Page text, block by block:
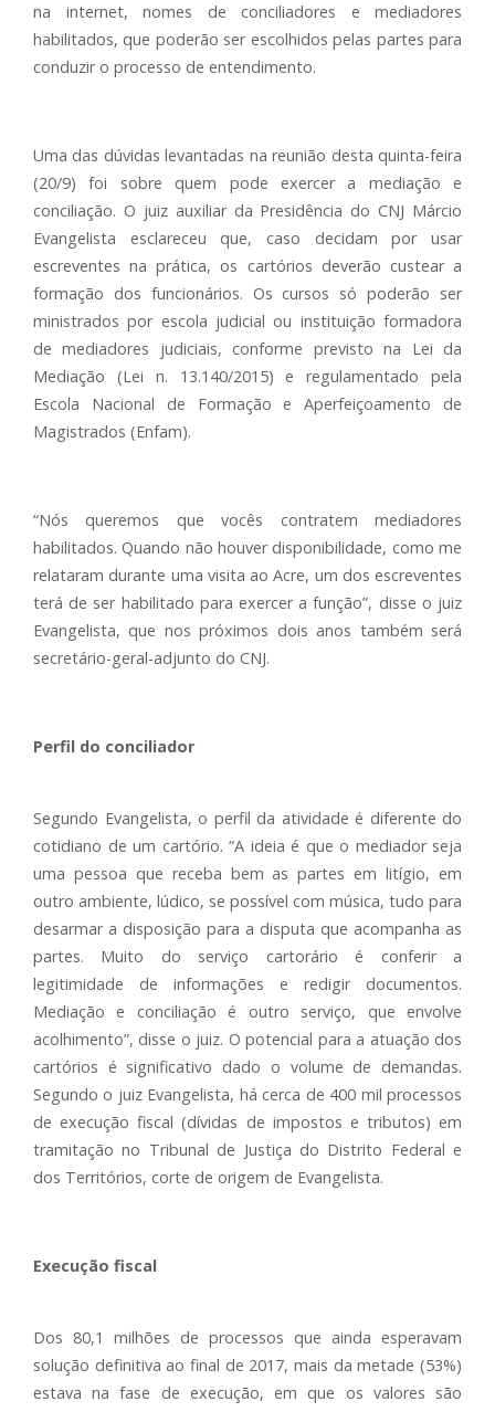
na internet, nomes de conciliadores e mediadores
habilitados, que poderão ser escolhidos pelas partes para
conduzir o processo de entendimento.
Uma das dúvidas levantadas na reunião desta quinta-feira
(20/9) foi sobre quem pode exercer a mediação e
conciliação. O juiz auxiliar da Presidência do CNJ Márcio
Evangelista esclareceu que, caso decidam por usar
escreventes na prática, os cartórios deverão custear a
formação dos funcionários. Os cursos só poderão ser
ministrados por escola judicial ou instituição formadora
de mediadores judiciais, conforme previsto na Lei da
Mediação (Lei n. 13.140/2015) e regulamentado pela
Escola Nacional de Formação e Aperfeiçoamento de
Magistrados (Enfam).
“Nós queremos que vocês contratem mediadores
habilitados. Quando não houver disponibilidade, como me
relataram durante uma visita ao Acre, um dos escreventes
terá de ser habilitado para exercer a função”, disse o juiz
Evangelista, que nos próximos dois anos também será
secretário-geral-adjunto do CNJ.
Perfil do conciliador
Segundo Evangelista, o perfil da atividade é diferente do
cotidiano de um cartório. “A ideia é que o mediador seja
uma pessoa que receba bem as partes em litígio, em
outro ambiente, lúdico, se possível com música, tudo para
desarmar a disposição para a disputa que acompanha as
partes. Muito do serviço cartorário é conferir a
legitimidade de informações e redigir documentos.
Mediação e conciliação é outro serviço, que envolve
acolhimento”, disse o juiz. O potencial para a atuação dos
cartórios é significativo dado o volume de demandas.
Segundo o juiz Evangelista, há cerca de 400 mil processos
de execução fiscal (dívidas de impostos e tributos) em
tramitação no Tribunal de Justiça do Distrito Federal e
dos Territórios, corte de origem de Evangelista.
Execução fiscal
Dos 80,1 milhões de processos que ainda esperavam
solução definitiva ao final de 2017, mais da metade (53%)
estava na fase de execução, em que os valores são